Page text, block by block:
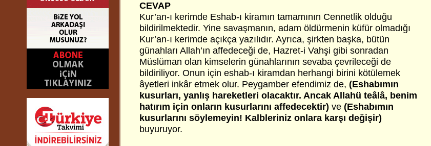
CEVAP
Kur’an-ı kerimde Eshab-ı kiramın tamamının Cennetlik olduğu
bildirilmektedir. Yine savaşmanın, adam öldürmenin küfür olmadığı
Kur’an-ı kerimde açıkça yazılıdır. Ayrıca, şirkten başka, bütün
günahları Allah’ın affedeceği de, Hazret-i Vahşi gibi sonradan
Müslüman olan kimselerin günahlarının sevaba çevrileceği de
bildiriliyor. Onun için eshab-ı kiramdan herhangi birini kötülemek
âyetleri inkâr etmek olur. Peygamber efendimiz de, (Eshabımın
kusurları, yanlış hareketleri olacaktır. Ancak Allahü teâlâ, benim
hatırım için onların kusurlarını affedecektir) ve (Eshabımın
kusurlarını söylemeyin! Kalbleriniz onlara karşı değişir)
buyuruyor.